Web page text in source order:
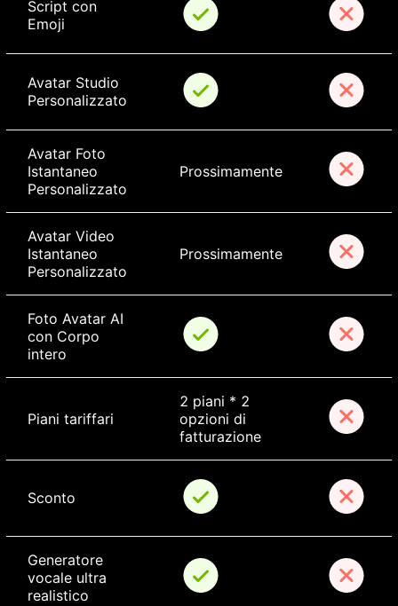
Script con
Emoji
Avatar Studio
Personalizzato
Avatar Foto
Istantaneo
Personalizzato
Prossimamente
Avatar Video
Istantaneo
Personalizzato
Prossimamente
Foto Avatar AI
con Corpo
intero
Piani tariffari
2 piani * 2
opzioni di
fatturazione
Sconto
Generatore
vocale ultra
realistico